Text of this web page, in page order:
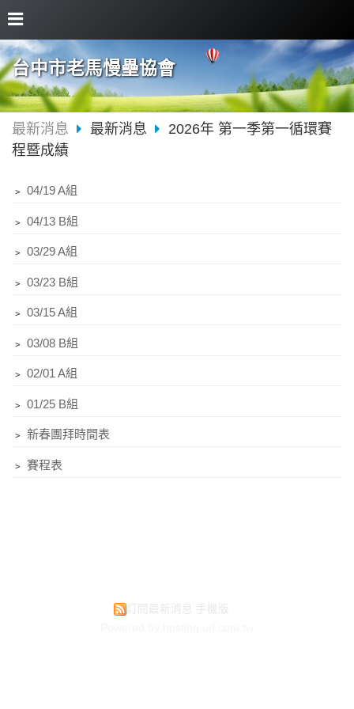
台中市老馬慢壘協會
最新消息 最新消息
2026年 第一季第一循環賽
程暨成績
﹥ 04/19 A組
﹥ 04/13 B組
﹥ 03/29 A組
﹥ 03/23 B組
﹥ 03/15 A組
﹥ 03/08 B組
﹥ 02/01 A組
﹥ 01/25 B組
﹥ 新春團拜時間表
﹥ 賽程表